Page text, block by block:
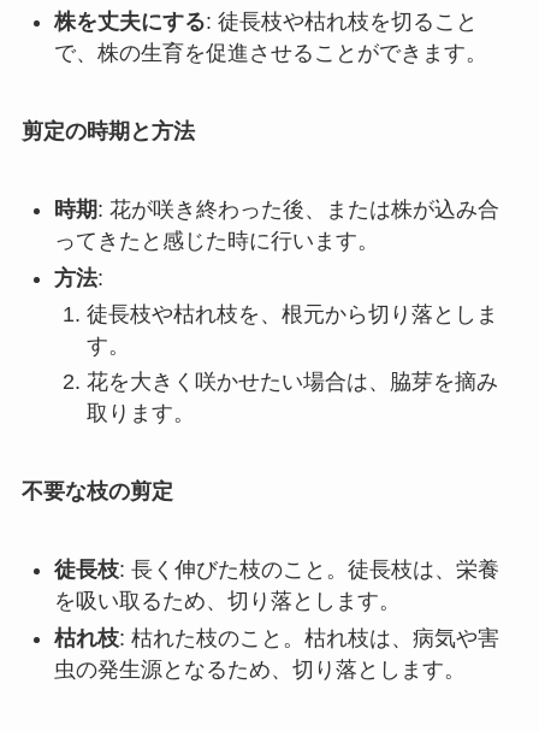
株を丈夫にする: 徒長枝や枯れ枝を切ること
で、株の生育を促進させることができます。
剪定の時期と方法
時期: 花が咲き終わった後、または株が込み合
ってきたと感じた時に行います。
方法:
徒長枝や枯れ枝を、根元から切り落としま
す。
花を大きく咲かせたい場合は、脇芽を摘み
取ります。
不要な枝の剪定
徒長枝: 長く伸びた枝のこと。徒長枝は、栄養
を吸い取るため、切り落とします。
枯れ枝: 枯れた枝のこと。枯れ枝は、病気や害
虫の発生源となるため、切り落とします。